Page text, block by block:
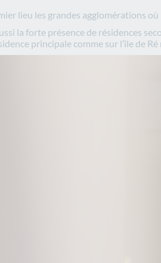
lieu les grandes agglomérations
la forte présence de résidences
principale comme sur l’île de